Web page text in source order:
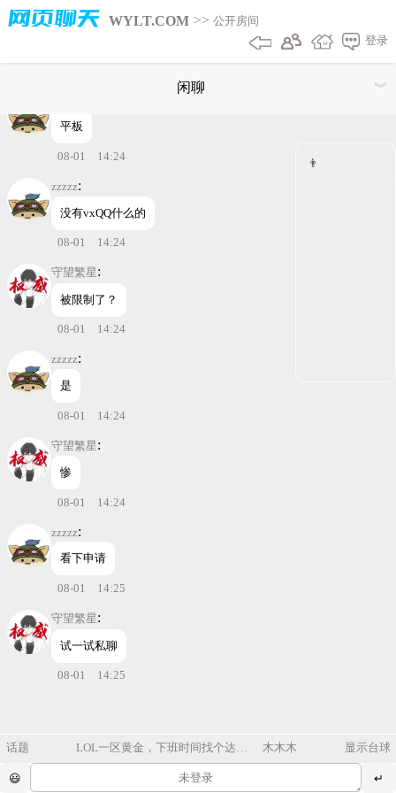
网页聊天 WYLT.COM >> 公开房间
登录
闲聊 ︾
自动滚屏：
摸鱼伪装模式：
👨
守望繁星:
平板
08-01 14:24
zzzzz:
没有vxQQ什么的
08-01 14:24
守望繁星 :
被限制了？
08-01 14:24
zzzzz:
是
08-01 14:24
守望繁星 :
惨
08-01 14:24
zzzzz:
看下申请
08-01 14:25
守望繁星 :
试一试私聊
08-01 14:25
话题 LOL一区黄金，下班时间找个达子一起上分娱乐局都可以
木木木
来个女生聊天
来个女生
显示台球